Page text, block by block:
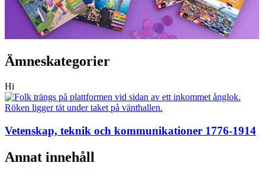
Ämneskategorier
Hi
Vetenskap, teknik och kommunikationer 1776-1914
Annat innehåll